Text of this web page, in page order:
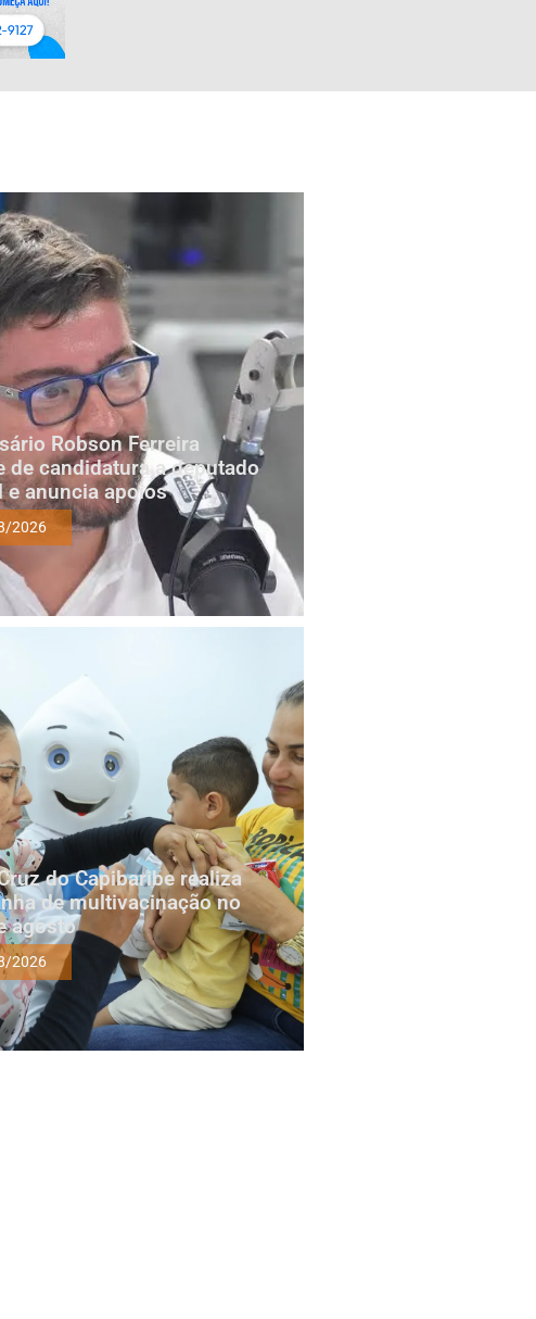
Robson Ferreira
de candidatura a deputado
e anuncia apoios
2026
do Capibaribe realiza
de multivacinação no
agosto
2026